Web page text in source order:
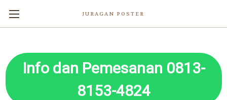
JURAGAN POSTER
Info dan Pemesanan 0813-
8153-4824